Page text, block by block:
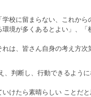
校に留まらない、これか
境が多くあるとよい」、
は、皆さん自身の考え方
判断し、行動できるよう
けたら素晴らしい ことだと